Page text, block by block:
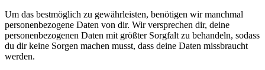
Um das bestmöglich zu gewährleisten, benötigen wir manchmal
personenbezogene Daten von dir. Wir versprechen dir, deine
personenbezogenen Daten mit größter Sorgfalt zu behandeln, sodass
du dir keine Sorgen machen musst, dass deine Daten missbraucht
werden.